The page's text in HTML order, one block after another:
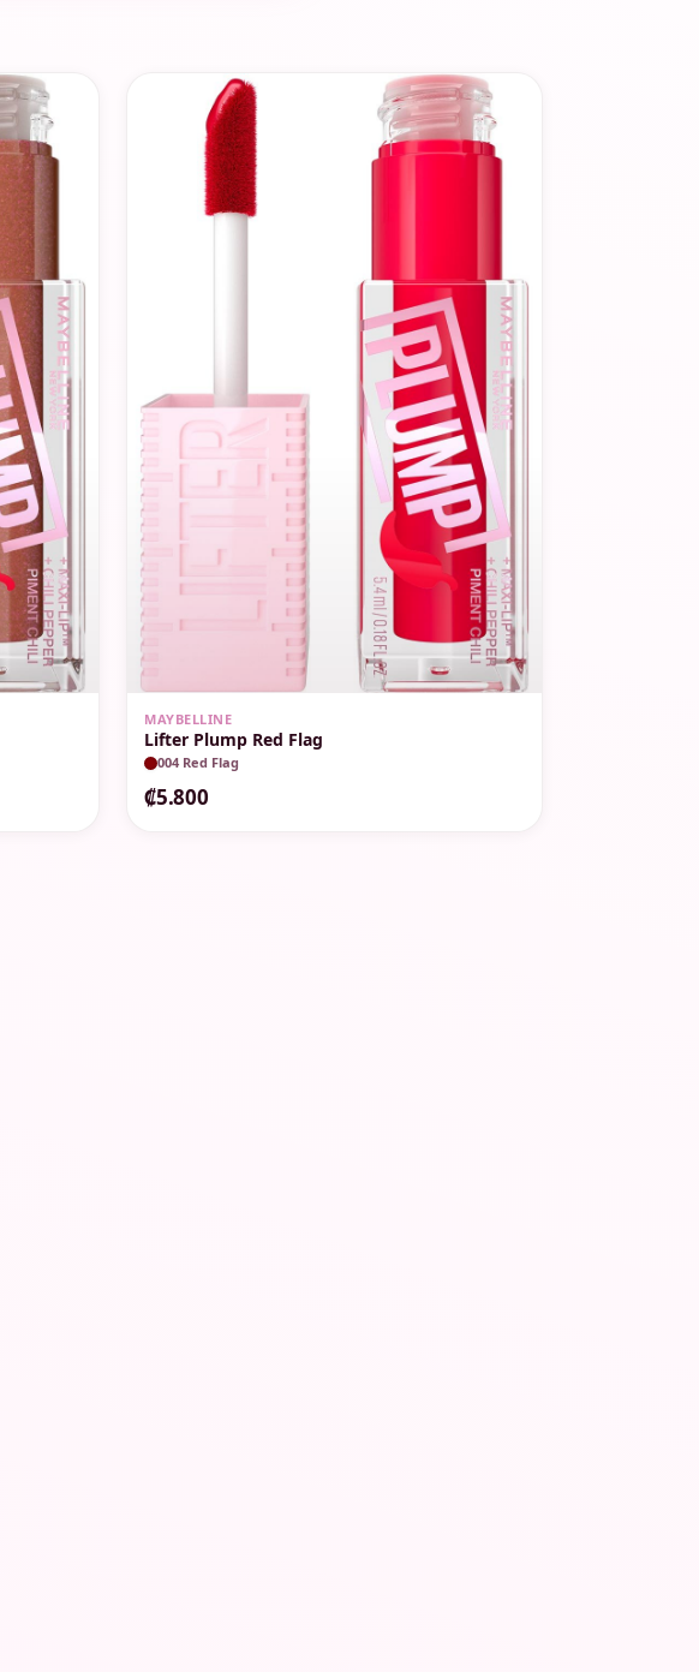
MAYBELLINE
Lifter Plump Red Flag
004 Red Flag
₡5.800